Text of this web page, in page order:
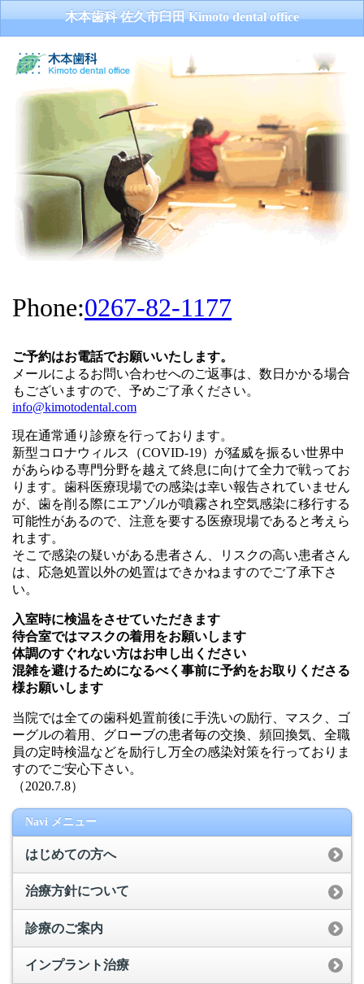
木本歯科 佐久市臼田 Kimoto dental office
Phone:0267-82-1177
ご予約はお電話でお願いいたします。
メールによるお問い合わせへのご返事は、数日かかる場合
もございますので、予めご了承ください。
info@kimotodental.com
現在通常通り診療を行っております。
新型コロナウィルス（COVID-19）が猛威を振るい世界中
があらゆる専門分野を越えて終息に向けて全力で戦ってお
ります。歯科医療現場での感染は幸い報告されていません
が、歯を削る際にエアゾルが噴霧され空気感染に移行する
可能性があるので、注意を要する医療現場であると考えら
れます。
そこで感染の疑いがある患者さん、リスクの高い患者さん
は、応急処置以外の処置はできかねますのでご了承下さ
い。
入室時に検温をさせていただきます
待合室ではマスクの着用をお願いします
体調のすぐれない方はお申し出ください
混雑を避けるためになるべく事前に予約をお取りくださる
様お願いします
当院では全ての歯科処置前後に手洗いの励行、マスク、ゴ
ーグルの着用、グローブの患者毎の交換、頻回換気、全職
員の定時検温などを励行し万全の感染対策を行っておりま
すのでご安心下さい。
（2020.7.8）
Navi メニュー
はじめての方へ
治療方針について
診療のご案内
インプラント治療